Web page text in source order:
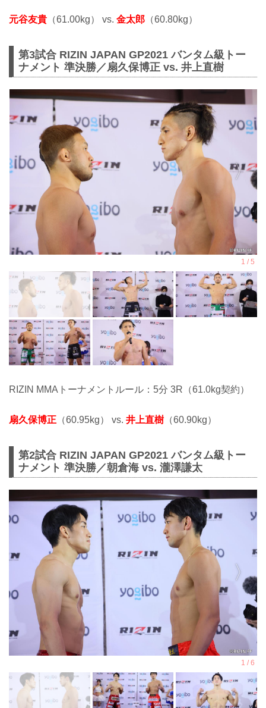
元谷友貴 （61.00kg） vs. 金太郎 （60.80kg）
第3試合 RIZIN JAPAN GP2021 バンタム級トー
ナメント 準決勝／扇久保博正 vs. 井上直樹
RIZIN MMAトーナメントルール：5分 3R（61.0kg契約）
扇久保博正 （60.95kg） vs. 井上直樹 （60.90kg）
第2試合 RIZIN JAPAN GP2021 バンタム級トー
ナメント 準決勝／朝倉海 vs. 瀧澤謙太